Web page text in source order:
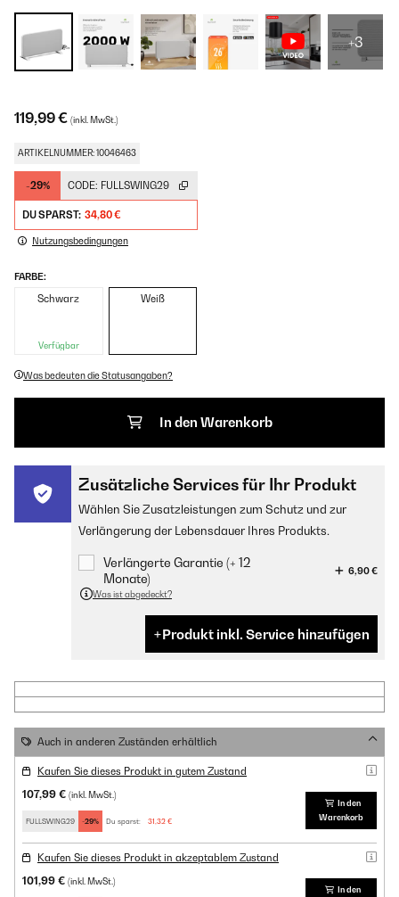
+3
119,99 € (inkl. MwSt.)
ARTIKELNUMMER: 10046463
-29% CODE: FULLSWING29
DU SPARST: 34,80 €
Nutzungsbedingungen
FARBE:
Schwarz
Verfügbar
Weiß
Was bedeuten die Statusangaben?
In den Warenkorb
Zusätzliche Services für Ihr Produkt
Wählen Sie Zusatzleistungen zum Schutz und zur
Verlängerung der Lebensdauer Ihres Produkts.
Verlängerte Garantie (+ 12
Monate)
6,90 €
Was ist abgedeckt?
Produkt inkl. Service hinzufügen
Auch in anderen Zuständen erhältlich
Kaufen Sie dieses Produkt in gutem Zustand
107,99 € (inkl. MwSt.)
FULLSWING29 -29% Du sparst: 31,32 €
In den
Warenkorb
Kaufen Sie dieses Produkt in akzeptablem Zustand
101,99 € (inkl. MwSt.)
In den